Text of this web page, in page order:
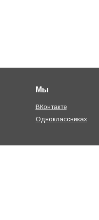
Мы
ВКонтакте
Одноклассниках